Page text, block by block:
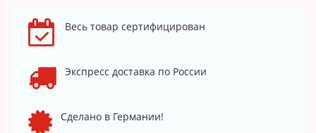
Весь товар сертифицирован
Экспресс доставка по России
Сделано в Германии!